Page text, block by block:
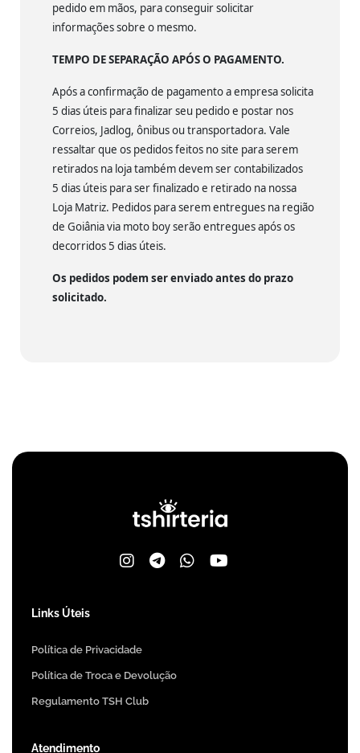
pedido em mãos, para conseguir solicitar
informações sobre o mesmo.
TEMPO DE SEPARAÇÃO APÓS O PAGAMENTO.
Após a confirmação de pagamento a empresa solicita
5 dias úteis para finalizar seu pedido e postar nos
Correios, Jadlog, ônibus ou transportadora. Vale
ressaltar que os pedidos feitos no site para serem
retirados na loja também devem ser contabilizados
5 dias úteis para ser finalizado e retirado na nossa
Loja Matriz. Pedidos para serem entregues na região
de Goiânia via moto boy serão entregues após os
decorridos 5 dias úteis.
Os pedidos podem ser enviado antes do prazo
solicitado.
Links Úteis
Política de Privacidade
Política de Troca e Devolução
Regulamento TSH Club
Atendimento